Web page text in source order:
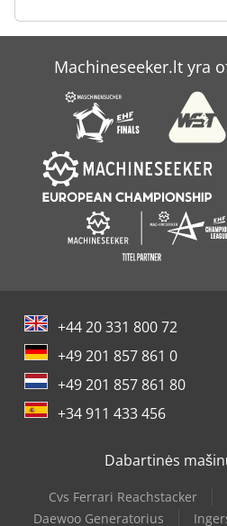
Machineseeker.lt yra
+44 20 331 800 72
+49 201 857 861 0
+49 201 857 861 80
+34 911 433 456
Dabartinės
Cvs Ferrari Reachstacker
Daewoo Generatorius